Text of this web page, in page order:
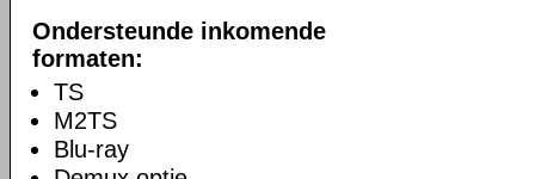
Ondersteunde inkomende
formaten:
TS
M2TS
Blu-ray